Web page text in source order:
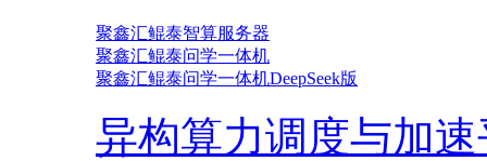
聚鑫汇鲲泰智算服务器
聚鑫汇鲲泰问学一体机
聚鑫汇鲲泰问学一体机DeepSeek版
异构算力调度与加